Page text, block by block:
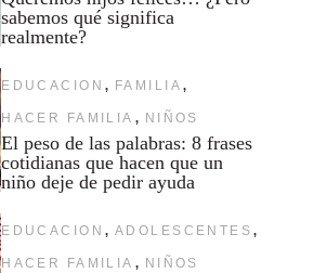
sabemos qué significa
realmente?
EDUCACION , FAMILIA ,
HACER FAMILIA , NIÑOS
El peso de las palabras: 8 frases
cotidianas que hacen que un
niño deje de pedir ayuda
EDUCACION , ADOLESCENTES ,
HACER FAMILIA , NIÑOS